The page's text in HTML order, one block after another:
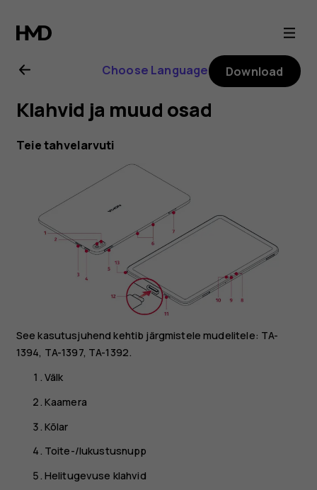
Nokia
T20
user
guide
Choose Language Download
Klahvid ja muud osad
Teie tahvelarvuti
See kasutusjuhend kehtib järgmistele mudelitele: TA-
1394, TA-1397, TA-1392.
Välk
Kaamera
Kõlar
Toite-/lukustusnupp
Helitugevuse klahvid